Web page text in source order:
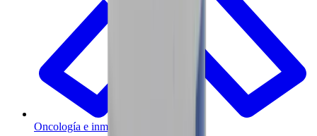
Oncología e inmunoterapia